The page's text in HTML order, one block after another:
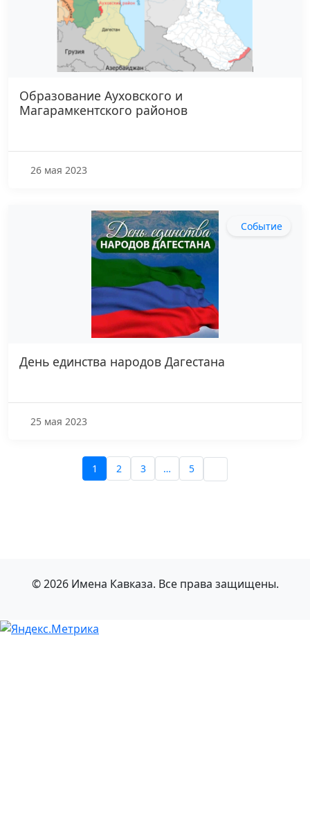
Образование Ауховского и
Магарамкентского районов
26 мая 2023
Событие
День единства народов Дагестана
25 мая 2023
1 2 3 … 5
© 2026 Имена Кавказа. Все права защищены.